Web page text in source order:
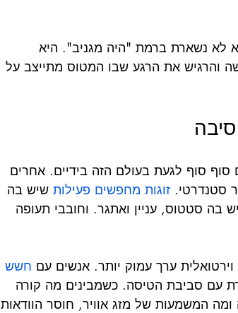
לא נשארת ברמת "היה מגניב". היא
והרגיש את הרגע שבו המטוס מתייצב על
סוף סוף לגעת בעולם הזה בידיים. אחרים
סטנדרטי. זוגות מחפשים פעילות שיש בה
בה סטטוס, עניין ואתגר. וחובבי תעופה
ערך עמוק יותר. אנשים עם חשש
עם סביבת הטיסה. כשמבינים מה קורה
המשמעות של מזג אוויר, חוסר הוודאות